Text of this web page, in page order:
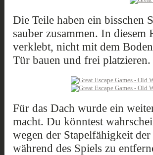
Die Teile haben ein bisschen
sauber zusammen. In
verklebt, nicht mit dem
Tür bauen und frei platzieren.
Für das Dach wurde ein
macht. Du könntest
wegen der Stapelfähigkeit
während des Spiels zu